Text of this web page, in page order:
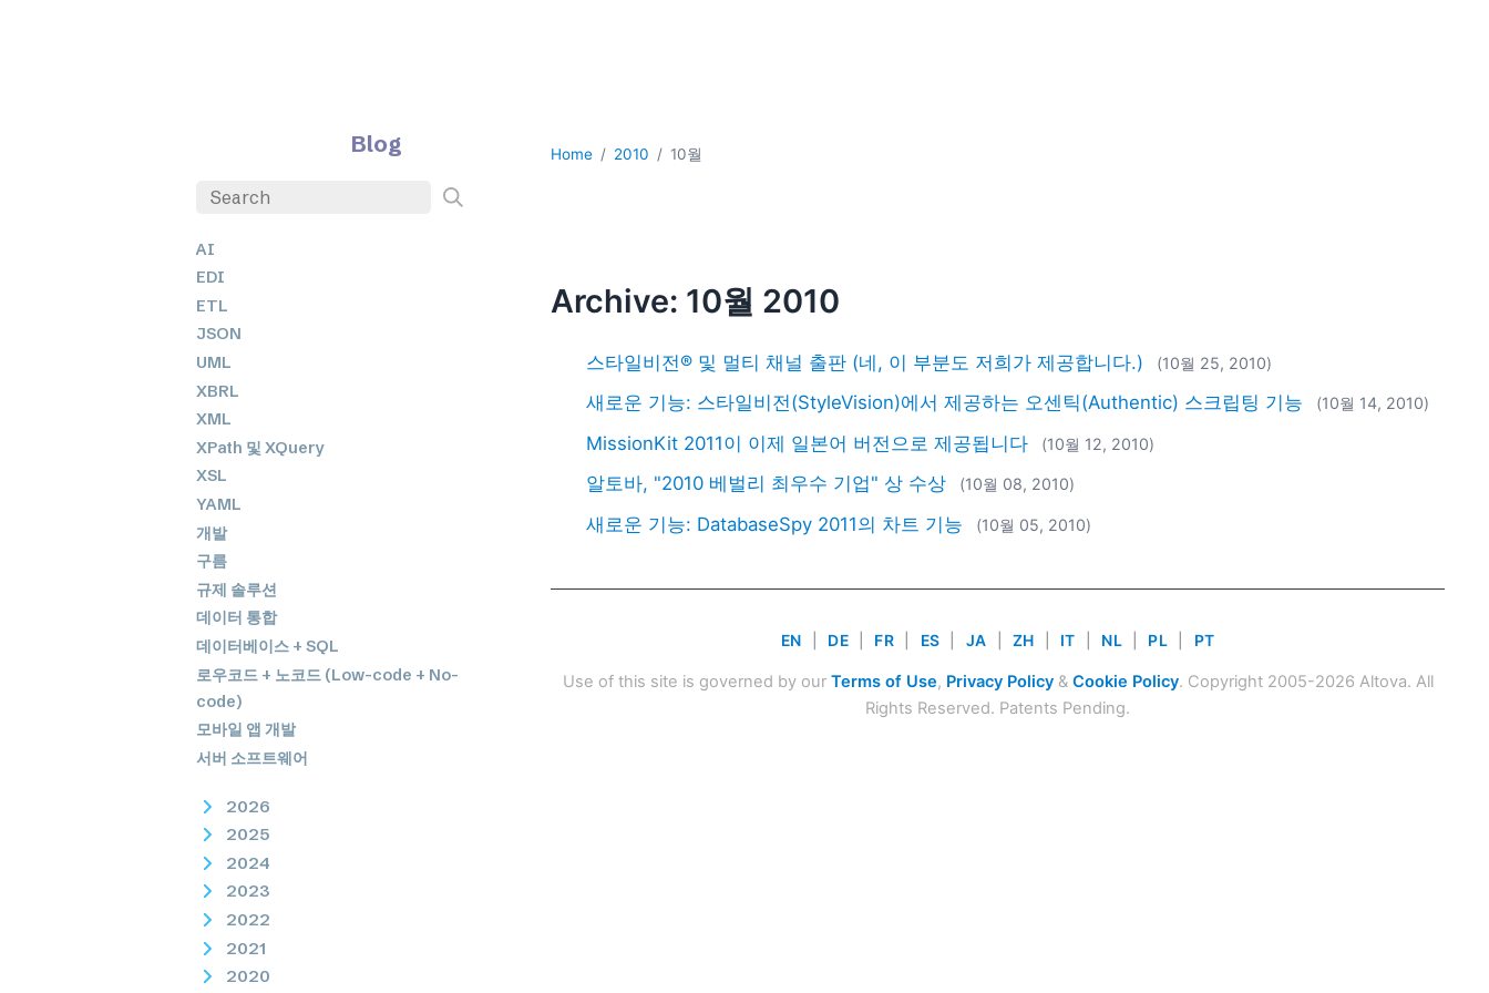
Blog
AI
EDI
ETL
JSON
UML
XBRL
XML
XPath 및 XQuery
XSL
YAML
개발
구름
규제 솔루션
데이터 통합
데이터베이스 + SQL
로우코드 + 노코드 (Low-code + No-
code)
모바일 앱 개발
서버 소프트웨어
2026
2025
2024
2023
2022
2021
2020
Home 2010 10월
Archive: 10월 2010
스타일비전® 및 멀티 채널 출판 (네, 이 부분도 저희가 제공합니다.) (10월 25, 2010)
새로운 기능: 스타일비전(StyleVision)에서 제공하는 오센틱(Authentic) 스크립팅 기능 (10월 14, 2010)
MissionKit 2011이 이제 일본어 버전으로 제공됩니다 (10월 12, 2010)
알토바, "2010 베벌리 최우수 기업" 상 수상 (10월 08, 2010)
새로운 기능: DatabaseSpy 2011의 차트 기능 (10월 05, 2010)
EN DE FR ES JA ZH IT NL PL PT
Use of this site is governed by our Terms of Use, Privacy Policy& Cookie Policy. Copyright 2005-2026 Altova. All
Rights Reserved. Patents Pending.